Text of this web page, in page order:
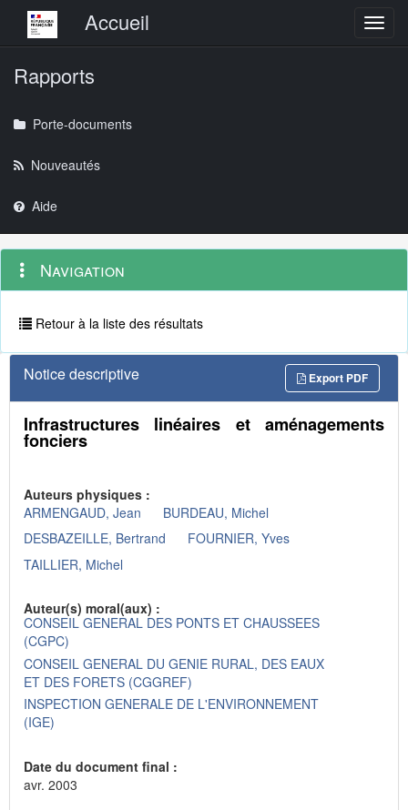
Menu principalAccueil
Rapports
Porte-documents
Nouveautés
Aide
Navigation
outils
Menu
contextuel
Navigation
Retour à la liste des résultats
Notice descriptive Export PDF
Infrastructures linéaires et aménagements
fonciers
Auteurs physiques :
ARMENGAUD, Jean
BURDEAU, Michel
DESBAZEILLE, Bertrand
FOURNIER, Yves
TAILLIER, Michel
Auteur(s) moral(aux) :
CONSEIL GENERAL DES PONTS ET CHAUSSEES
(CGPC)
CONSEIL GENERAL DU GENIE RURAL, DES EAUX
ET DES FORETS (CGGREF)
INSPECTION GENERALE DE L'ENVIRONNEMENT
(IGE)
Date du document final :
avr. 2003